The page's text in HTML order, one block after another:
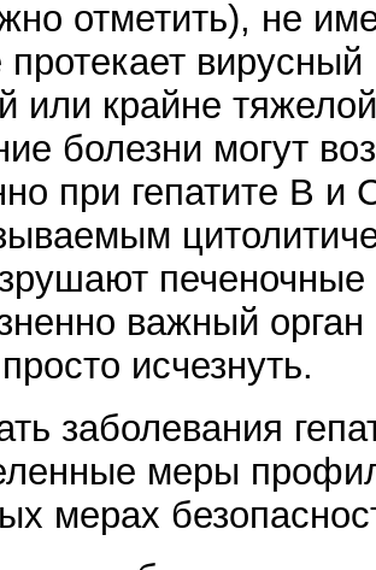
отметить), не
вирусный
или крайне
болезни могут
при гепатите В
печеночные
важный
исчезнуть.
заболевания
меры
мерах